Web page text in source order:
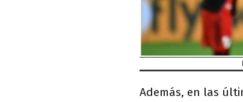
Además, en las